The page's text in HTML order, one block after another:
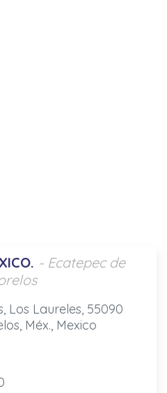
- Ecatepec de
Los Laureles, 55090
Méx., Mexico